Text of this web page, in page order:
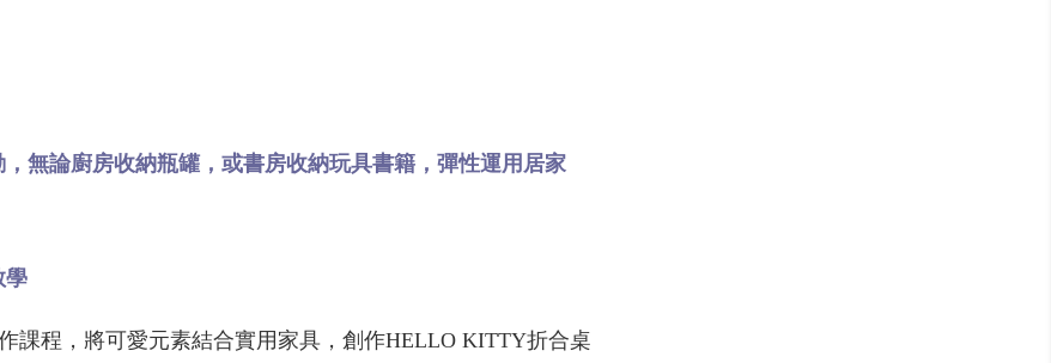
無論廚房收納瓶罐，或書房收納玩具書籍，彈性運用居家
學
課程，將可愛元素結合實用家具，創作HELLO KITTY折合桌